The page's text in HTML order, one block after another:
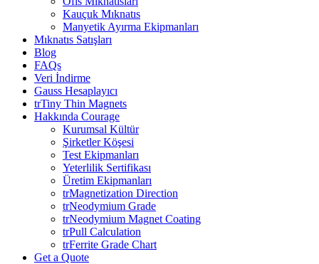
Kauçuk Mıknatıs
Manyetik Ayırma Ekipmanları
Mıknatıs Satışları
Blog
FAQs
Veri İndirme
Gauss Hesaplayıcı
trTiny Thin Magnets
Hakkında Courage
Kurumsal Kültür
Şirketler Köşesi
Test Ekipmanları
Yeterlilik Sertifikası
Üretim Ekipmanları
trMagnetization Direction
trNeodymium Grade
trNeodymium Magnet Coating
trPull Calculation
trFerrite Grade Chart
Get a Quote